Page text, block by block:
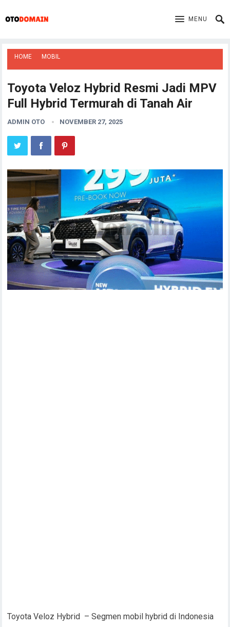
MENU
HOME MOBIL
Toyota Veloz Hybrid Resmi Jadi MPV
Full Hybrid Termurah di Tanah Air
ADMIN OTO NOVEMBER 27, 2025
Toyota Veloz Hybrid – Segmen mobil hybrid di Indonesia